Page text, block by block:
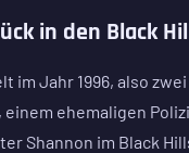
in den Black
im Jahr 1996, also
einem ehemaligen
Shannon im Black